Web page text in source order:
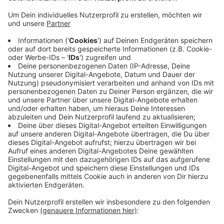
Anzeige
Künftig sollen die Bäume auf dem Gelände
standfester werden und Wasser besser aufnehmen
und speichern. Dafür sorgt aktuell eine Firma mit
verschiedenen Stoffen, die mittels Druckluft in die
Wurzelräume der Bäume eingefügt wird, teilt die Stadt
Viersen mit. Sie will den Alten Tierpark in Süchteln bis
zum Ende des Jahres ein neues Gesicht geben. Die
Kosten für die Umgestaltung liegen bei knapp 1 Million
Euro.
Anzeige